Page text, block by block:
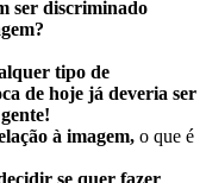
ser discriminado
tipo de
de hoje já deveria ser
à imagem, o que é
se quer fazer